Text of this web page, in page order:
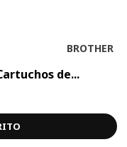
BROTHER
de...